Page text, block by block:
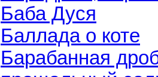
Баба Дуся
Баллада о коте
Барабанная